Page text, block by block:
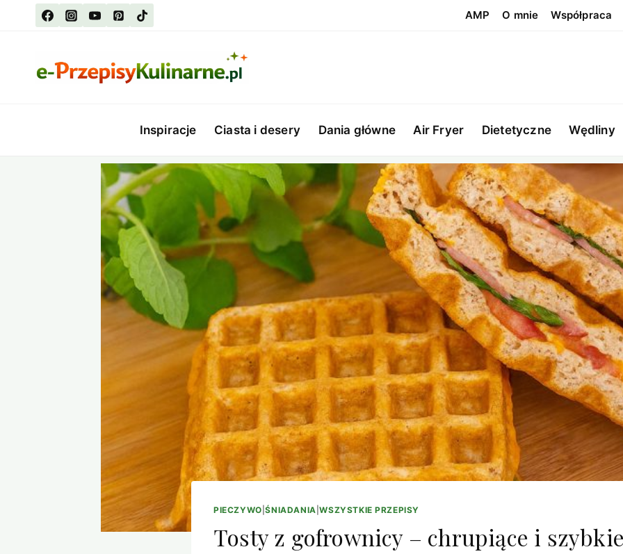
AMP O mnie Współpraca
Inspiracje Ciasta i desery Dania główne Air Fryer Dietetyczne Wędliny
PIECZYWO |ŚNIADANIA |WSZYSTKIE PRZEPISY
Tosty z gofrownicy – chrupiące i